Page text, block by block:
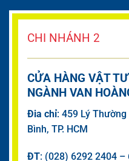
CHI NHÁNH 2
CỬA HÀNG VẬT
NGÀNH VAN
Đia chỉ: 459 Lý Thường
Bình, TP. HCM
ĐT: (028) 6292 2404 –